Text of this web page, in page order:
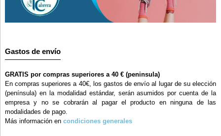
Gastos de envío
GRATIS por compras superiores a 40 € (peninsula)
En compras superiores a 40€, los gastos de envío al lugar de su elección
(península) en la modalidad estándar, serán asumidos por cuenta de la
empresa y no se cobrarán al pagar el producto en ninguna de las
modalidades de pago.
Más información en condiciones generales